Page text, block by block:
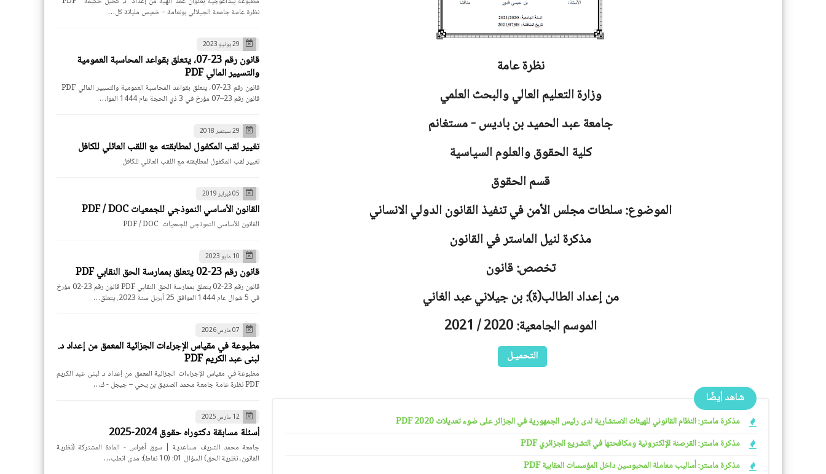
نظرة عامة
وزارة التعليم العالي والبحث العلمي
جامعةعبد الحميد بن باديس - مستغانم
كلية الحقوق والعلوم السياسية
قسم الحقوق
الموضوع: سلطات مجلس الأمن في تنفيذ القانون الدولي الانساني
مذكرة لنيل الماستر في القانون
تخصص: قانون
من إعداد الطالب(ة): بن جيلاني عبد الغاني
الموسم الجامعية: 2020 / 2021
التحميـل
شاهد أيضًا
مذكرة ماستر: النظام القانوني للهيئات الاستشارية لدى رئيس الجمهورية في الجزائر على ضوء تعديلات 2020 PDF
مذكرة ماستر: القرصنة الإلكترونية ومكافحتها في التشريع الجزائري PDF
مذكرة ماستر: أساليب معاملة المحبوسين داخل المؤسسات العقابية PDF
نظرة عامة جامعة الجيلالي بونعامة – خميس مليانة كل…
29 يونيو 2023
قانون رقم 23-07، يتعلق بقواعد المحاسبة العمومية
والتسيير المالي PDF
قانون رقم 23–07 مؤرخ في 3 ذي الحجة عام 1444 الموا…
29 سبتمبر 2018
تغيير لقب المكفول لمطابقته مع اللقب العائلي للكافل
تغيير لقب المكفول لمطابقته مع اللقب العائلي للكافل
05 فبراير 2019
القانون الأساسي النموذجي للجمعيات PDF / DOC
القانون الأساسي النموذجي للجمعيات PDF / DOC
10 مايو 2023
قانون رقم 23-02 يتعلق بممارسة الحق النقابي PDF
قانون رقم 23-02 يتعلق بممارسة الحق النقابي PDF قانون رقم 23-02 مؤرخ
في 5 شوال عام 1444 الموافق 25 أبريل سنة 2023، يتعلق…
07 مارس 2026
مطبوعة في مقياس الإجراءات الجزائية المعمق من إعداد د.
لبنى عبد الكريم PDF
مطبوعة في مقياس الإجراءات الجزائية المعمق من إعداد د. لبنى عبد الكريم
PDF نظرة عامة جامعة محمد الصديق بن يحي – جيجل - ك…
12 مارس 2025
أسئلة مسابقة دكتوراه حقوق 2024-2025
جامعة محمد الشريف مساعدية | سوق أهراس - المادة المشتركة (نظرية
القانون، نظرية الحق) السؤال 01: (10 نقاط): مدى انطب…